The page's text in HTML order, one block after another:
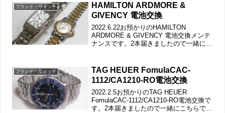
ブランド・ウォッチ
HAMILTON ARDMORE &
GIVENCY 電池交換
2022.6.22お預かりのHAMILTON
ARDMORE & GIVENCY 電池交換メンテ
ナンスです。2本届きましたので一緒にこ
ックル。裏蓋は”はめ込みタイプ”で...
ブランド・ウォッチ
TAG HEUER FomulaCAC-
1112/CA1210-RO電池交換
2022.2.5お預かりのTAG HEUER
FomulaCAC-1112/CA1210-RO電池交換で
す。2本届きましたので一緒にこちらで紹